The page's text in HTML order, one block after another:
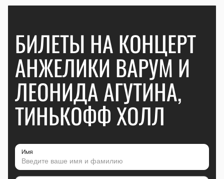
БИЛЕТЫ НА КОНЦЕРТ
АНЖЕЛИКИ ВАРУМ И
ЛЕОНИДА АГУТИНА,
ТИНЬКОФФ ХОЛЛ
Имя